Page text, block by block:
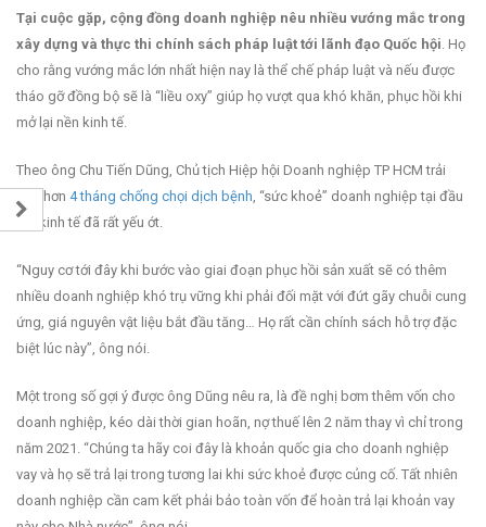
Tại cuộc gặp, cộng đồng doanh nghiệp nêu nhiều vướng mắc trong
xây dựng và thực thi chính sách pháp luật tới lãnh đạo Quốc hội. Họ
cho rằng vướng mắc lớn nhất hiện nay là thể chế pháp luật và nếu được
tháo gỡ đồng bộ sẽ là “liều oxy” giúp họ vượt qua khó khăn, phục hồi khi
mở lại nền kinh tế.
Theo ông Chu Tiến Dũng, Chủ tịch Hiệp hội Doanh nghiệp TP HCM trải
qua hơn 4 tháng chống chọi dịch bệnh, “sức khoẻ” doanh nghiệp tại đầu
tàu kinh tế đã rất yếu ớt.
“Nguy cơ tới đây khi bước vào giai đoạn phục hồi sản xuất sẽ có thêm
nhiều doanh nghiệp khó trụ vững khi phải đối mặt với đứt gãy chuỗi cung
ứng, giá nguyên vật liệu bắt đầu tăng… Họ rất cần chính sách hỗ trợ đặc
biệt lúc này”, ông nói.
Một trong số gợi ý được ông Dũng nêu ra, là đề nghị bơm thêm vốn cho
doanh nghiệp, kéo dài thời gian hoãn, nợ thuế lên 2 năm thay vì chỉ trong
năm 2021. “Chúng ta hãy coi đây là khoản quốc gia cho doanh nghiệp
vay và họ sẽ trả lại trong tương lai khi sức khoẻ được củng cố. Tất nhiên
doanh nghiệp cần cam kết phải bảo toàn vốn để hoàn trả lại khoản vay